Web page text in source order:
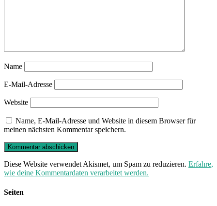
Name
E-Mail-Adresse
Website
Name, E-Mail-Adresse und Website in diesem Browser für
meinen nächsten Kommentar speichern.
Diese Website verwendet Akismet, um Spam zu reduzieren. Erfahre,
wie deine Kommentardaten verarbeitet werden.
Seiten